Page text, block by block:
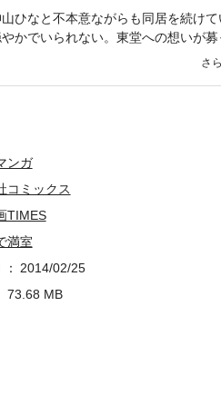
ひなと不本意ながらも同居を続け
かでいられない。東堂への想いが
を出ると言い出して…! 男と女がひと
ンガ
コミックス
TIMES
満室
2014/02/25
73.68 MB